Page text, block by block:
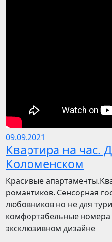
09.09.2021
Квартира на час.
Коломенском
Красивые
романтиков. Сенсорная
любовников но не для
комфортабельные номера
эксклюзивном дизайне